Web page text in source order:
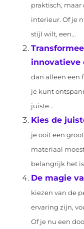
praktisch,
interieur. Of je
stijl wilt, een...
innovatieve
dan alleen een
je kunt
juiste...
Kies de
je ooit een
materiaal
belangrijk het is
De magie
kiezen van de
ervaring zijn,
Of je nu een